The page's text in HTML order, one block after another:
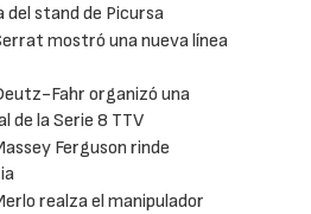
stand de Picursa
mostró una nueva línea
Fahr organizó una
de la Serie 8 TTV
Ferguson rinde
realza el manipulador